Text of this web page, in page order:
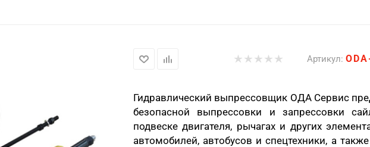
Артикул:
Гидравлический выпрессовщик ОДА Сервис
безопасной выпрессовки и запрессовки
подвеске двигателя, рычагах и других
автомобилей, автобусов и спецтехники, а